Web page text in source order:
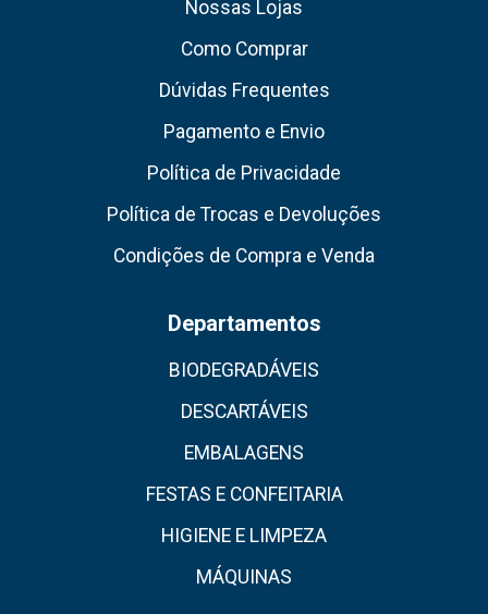
Nossas Lojas
Como Comprar
Dúvidas Frequentes
Pagamento e Envio
Política de Privacidade
Política de Trocas e Devoluções
Condições de Compra e Venda
Departamentos
BIODEGRADÁVEIS
DESCARTÁVEIS
EMBALAGENS
FESTAS E CONFEITARIA
HIGIENE E LIMPEZA
MÁQUINAS